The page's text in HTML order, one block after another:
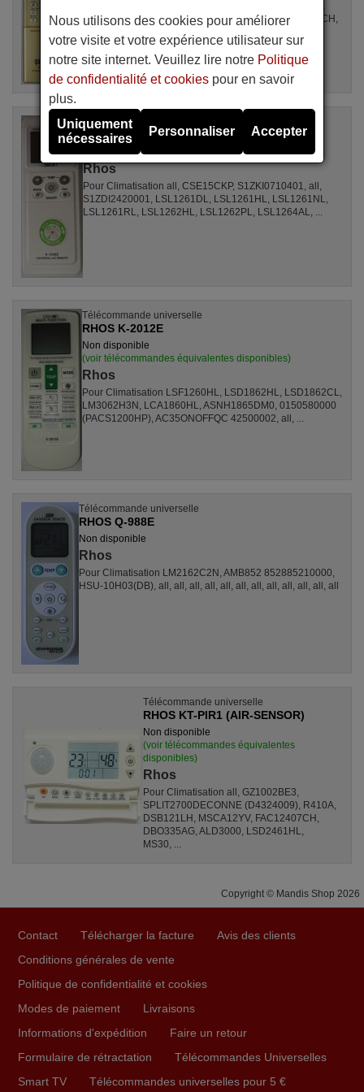
(D4324009), R410A, DSB121LH, MSCA12YV, FAC12407CH,
DBO335AG, ALD3000, LSD2461HL, MS30, ...
Télécommande universelle
RHOS K1038E
Non disponible
Rhos
Pour Climatisation all, CSE15CKP, S1ZKI0710401, all,
S1ZDI2420001, LSL1261DL, LSL1261HL, LSL1261NL,
LSL1261RL, LSL1262HL, LSL1262PL, LSL1264AL, ...
Télécommande universelle
RHOS K-2012E
Non disponible
(voir télécommandes équivalentes disponibles)
Rhos
Pour Climatisation LSF1260HL, LSD1862HL, LSD1862CL,
LM3062H3N, LCA1860HL, ASNH1865DM0, 0150580000
(PACS1200HP), AC35ONOFFQC 42500002, all, ...
Télécommande universelle
RHOS Q-988E
Non disponible
Rhos
Pour Climatisation LM2162C2N, AMB852 852885210000,
HSU-10H03(DB), all, all, all, all, all, all, all, all, all, all, all, all
Télécommande universelle
RHOS KT-PIR1 (AIR-SENSOR)
Non disponible
(voir télécommandes équivalentes
disponibles)
Rhos
Pour Climatisation all, GZ1002BE3,
SPLIT2700DECONNE (D4324009), R410A,
DSB121LH, MSCA12YV, FAC12407CH,
DBO335AG, ALD3000, LSD2461HL,
MS30, ...
Copyright © Mandis Shop 2026
Contact Télécharger la facture
Avis des clients
Conditions générales de vente
Politique de confidentialité et cookies
Modes de paiement
Livraisons
Informations d'expédition
Faire un retour
Formulaire de rétractation
Télécommandes Universelles
Smart TV
Télécommandes universelles pour 5 €
Nous utilisons des cookies pour améliorer
votre visite et votre expérience utilisateur sur
notre site internet. Veuillez lire notre Politique
de confidentialité et cookies pour en savoir
plus.
Uniquement
nécessaires
Personnaliser Accepter